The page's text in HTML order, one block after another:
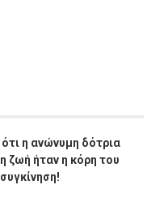
η ανώνυμη δότρια
ζωή ήταν η κόρη του